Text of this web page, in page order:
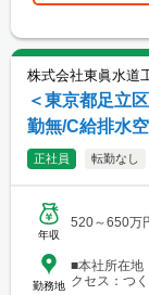
株式会社東眞水道
＜東京都足立
勤無/C給排水
正社員 転勤なし
年収
520～650万
勤務地
■本社所在地
クセス：つ